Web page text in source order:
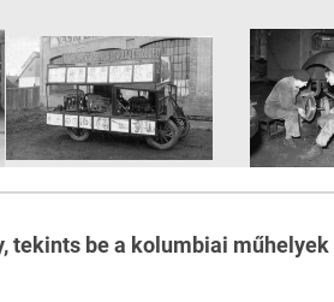
tekints be a kolumbiai műhelyek